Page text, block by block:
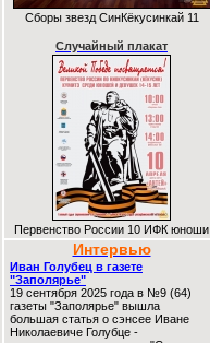
Сборы звезд СинКёкусинкай 11
Случайный плакат
Первенство России 10 ИФК юноши
Интервью
Иван Голубец в газете
"Заполярье"
19 сентября 2025 года в №9 (64)
газеты "Заполярье" вышла
большая статья о сэнсее Иване
Николаевиче Голубце -